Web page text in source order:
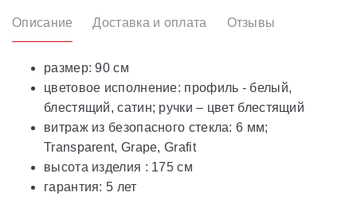
Описание Доставка и оплата Отзывы
размер: 90 см
цветовое исполнение: профиль - белый,
блестящий, сатин; ручки – цвет блестящий
витраж из безопасного стекла: 6 мм;
Transparent, Grape, Grafit
высота изделия : 175 см
гарантия: 5 лет